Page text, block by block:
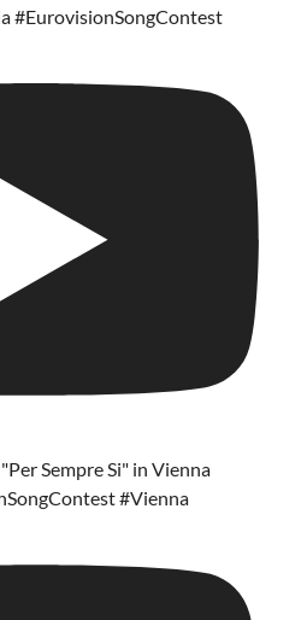
#EurovisionSongContest
Sempre Si" in Vienna
#Vienna